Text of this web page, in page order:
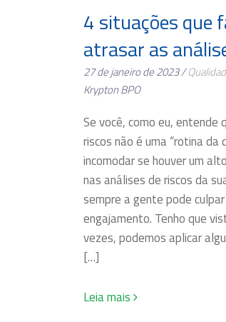
4 situações que
atrasar as
27 de janeiro de 2023 /
Krypton BPO
Se você, como eu, entende
riscos não é uma “rotina da
incomodar se houver um
nas análises de riscos da
sempre a gente pode
engajamento. Tenho que
vezes, podemos aplicar
[…]
Leia mais